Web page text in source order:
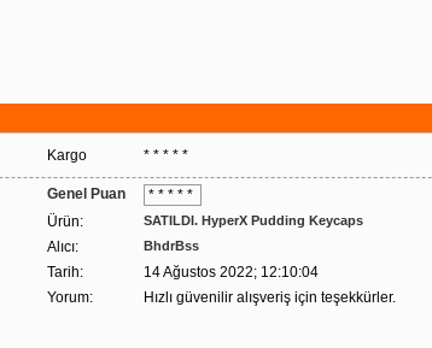
Kargo * * * * *
Genel Puan
* * * * *
Ürün:
SATILDI. HyperX Pudding Keycaps
Alıcı: BhdrBss
Tarih:
14 Ağustos 2022; 12:10:04
Yorum:
Hızlı güvenilir alışveriş için teşekkürler.